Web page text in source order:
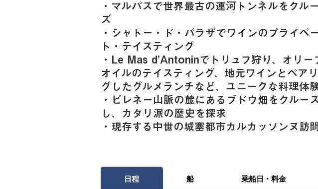
・マルパスで世界最古の運河トンネルをクルー
ズ
・シャトー・ド・パラザでワインのプライベー
ト・テイスティング
・Le Mas d’Antoninでトリュフ狩り、オリー
オイルのテイスティング、地元ワインとペア
グしたグルメランチなど、ユニークな料理体
・ピレネー山脈の麓にあるブドウ畑をクルー
し、カタリ派の歴史を探求
・現存する中世の城塞都市カルカッソンヌ訪問
日程 船 乗船日・料金